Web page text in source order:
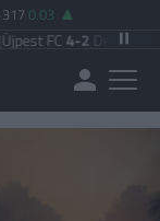
317 0.03
Debreceni VSC